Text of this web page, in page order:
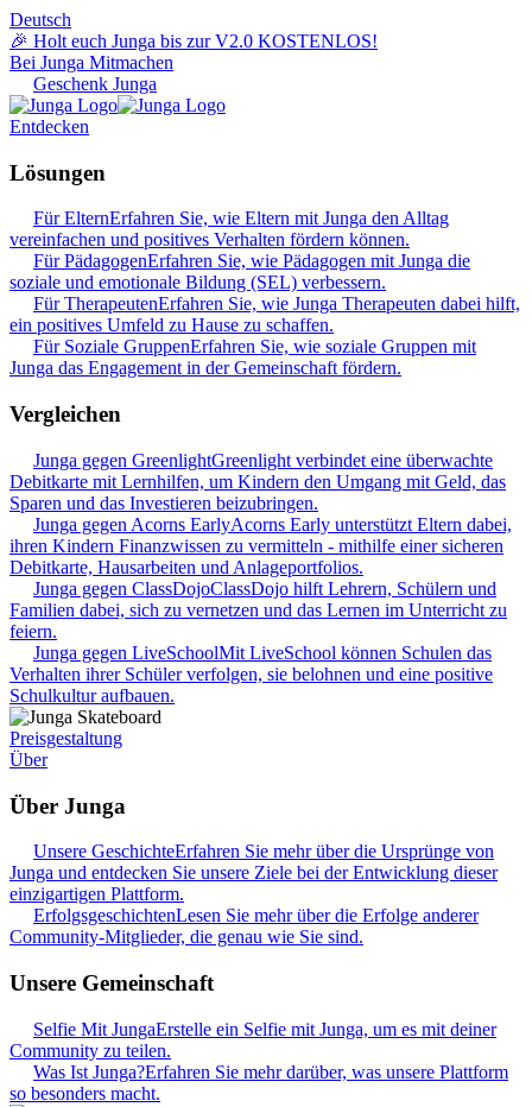
Deutsch
🎉 Holt euch Junga bis zur V2.0 KOSTENLOS!
Bei Junga Mitmachen
Geschenk Junga
Entdecken
Lösungen
Für ElternErfahren Sie, wie Eltern mit Junga den Alltag
vereinfachen und positives Verhalten fördern können.
Für PädagogenErfahren Sie, wie Pädagogen mit Junga die
soziale und emotionale Bildung (SEL) verbessern.
Für TherapeutenErfahren Sie, wie Junga Therapeuten dabei hilft,
ein positives Umfeld zu Hause zu schaffen.
Für Soziale GruppenErfahren Sie, wie soziale Gruppen mit
Junga das Engagement in der Gemeinschaft fördern.
Vergleichen
Junga gegen GreenlightGreenlight verbindet eine überwachte
Debitkarte mit Lernhilfen, um Kindern den Umgang mit Geld, das
Sparen und das Investieren beizubringen.
Junga gegen Acorns EarlyAcorns Early unterstützt Eltern dabei,
ihren Kindern Finanzwissen zu vermitteln - mithilfe einer sicheren
Debitkarte, Hausarbeiten und Anlageportfolios.
Junga gegen ClassDojoClassDojo hilft Lehrern, Schülern und
Familien dabei, sich zu vernetzen und das Lernen im Unterricht zu
feiern.
Junga gegen LiveSchoolMit LiveSchool können Schulen das
Verhalten ihrer Schüler verfolgen, sie belohnen und eine positive
Schulkultur aufbauen.
Preisgestaltung
Über
Über Junga
Unsere GeschichteErfahren Sie mehr über die Ursprünge von
Junga und entdecken Sie unsere Ziele bei der Entwicklung dieser
einzigartigen Plattform.
ErfolgsgeschichtenLesen Sie mehr über die Erfolge anderer
Community-Mitglieder, die genau wie Sie sind.
Unsere Gemeinschaft
Selfie Mit JungaErstelle ein Selfie mit Junga, um es mit deiner
Community zu teilen.
Was Ist Junga?Erfahren Sie mehr darüber, was unsere Plattform
so besonders macht.